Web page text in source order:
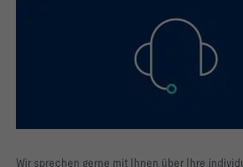
Wir sprechen gerne mit Ihnen über Ihre